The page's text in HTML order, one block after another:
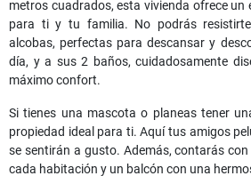
metros cuadrados, esta vivienda ofrece un
para ti y tu familia. No podrás
alcobas, perfectas para descansar y
día, y a sus 2 baños, cuidadosamente
máximo confort.
Si tienes una mascota o planeas tener
propiedad ideal para ti. Aquí tus amigos
se sentirán a gusto. Además, contarás
cada habitación y un balcón con una